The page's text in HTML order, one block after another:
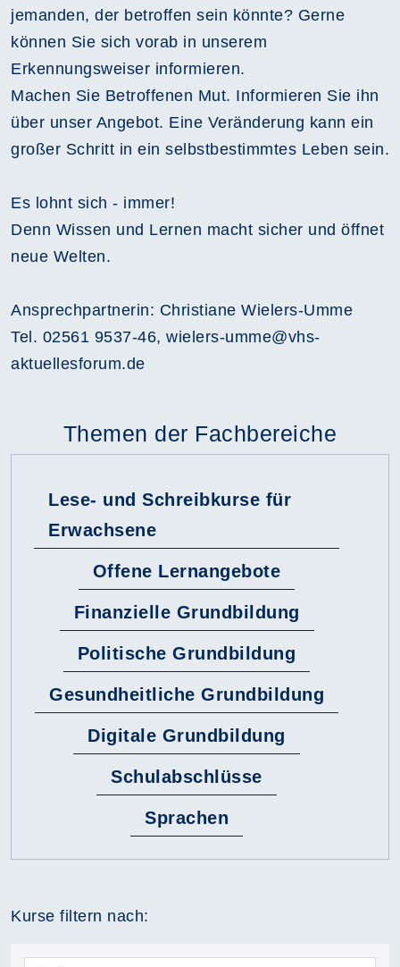
jemanden, der betroffen sein könnte? Gerne
können Sie sich vorab in unserem
Erkennungsweiser informieren.
Machen Sie Betroffenen Mut. Informieren Sie ihn
über unser Angebot. Eine Veränderung kann ein
großer Schritt in ein selbstbestimmtes Leben sein.
Es lohnt sich - immer!
Denn Wissen und Lernen macht sicher und öffnet
neue Welten.
Ansprechpartnerin: Christiane Wielers-Umme
Tel. 02561 9537-46, wielers-umme@vhs-
aktuellesforum.de
Themen der Fachbereiche
Lese- und Schreibkurse für
Erwachsene
Offene Lernangebote
Finanzielle Grundbildung
Politische Grundbildung
Gesundheitliche Grundbildung
Digitale Grundbildung
Schulabschlüsse
Sprachen
Kurse filtern nach: